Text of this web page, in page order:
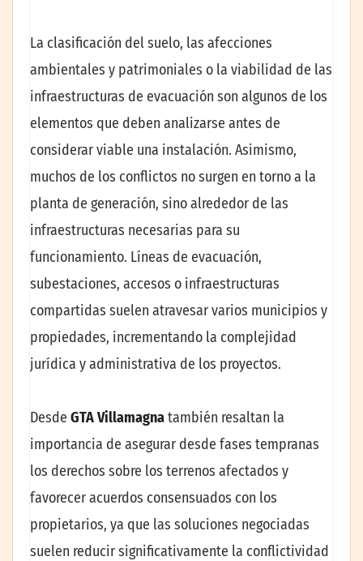
La clasificación del suelo, las afecciones
ambientales y patrimoniales o la viabilidad de las
infraestructuras de evacuación son algunos de los
elementos que deben analizarse antes de
considerar viable una instalación. Asimismo,
muchos de los conflictos no surgen en torno a la
planta de generación, sino alrededor de las
infraestructuras necesarias para su
funcionamiento. Líneas de evacuación,
subestaciones, accesos o infraestructuras
compartidas suelen atravesar varios municipios y
propiedades, incrementando la complejidad
jurídica y administrativa de los proyectos.
Desde GTA Villamagnatambién resaltan la
importancia de asegurar desde fases tempranas
los derechos sobre los terrenos afectados y
favorecer acuerdos consensuados con los
propietarios, ya que las soluciones negociadas
suelen reducir significativamente la conflictividad